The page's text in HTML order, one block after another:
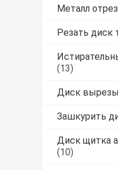
Металл
Резать диск
(13)
Диск
Зашкурить
Диск щитка
(10)